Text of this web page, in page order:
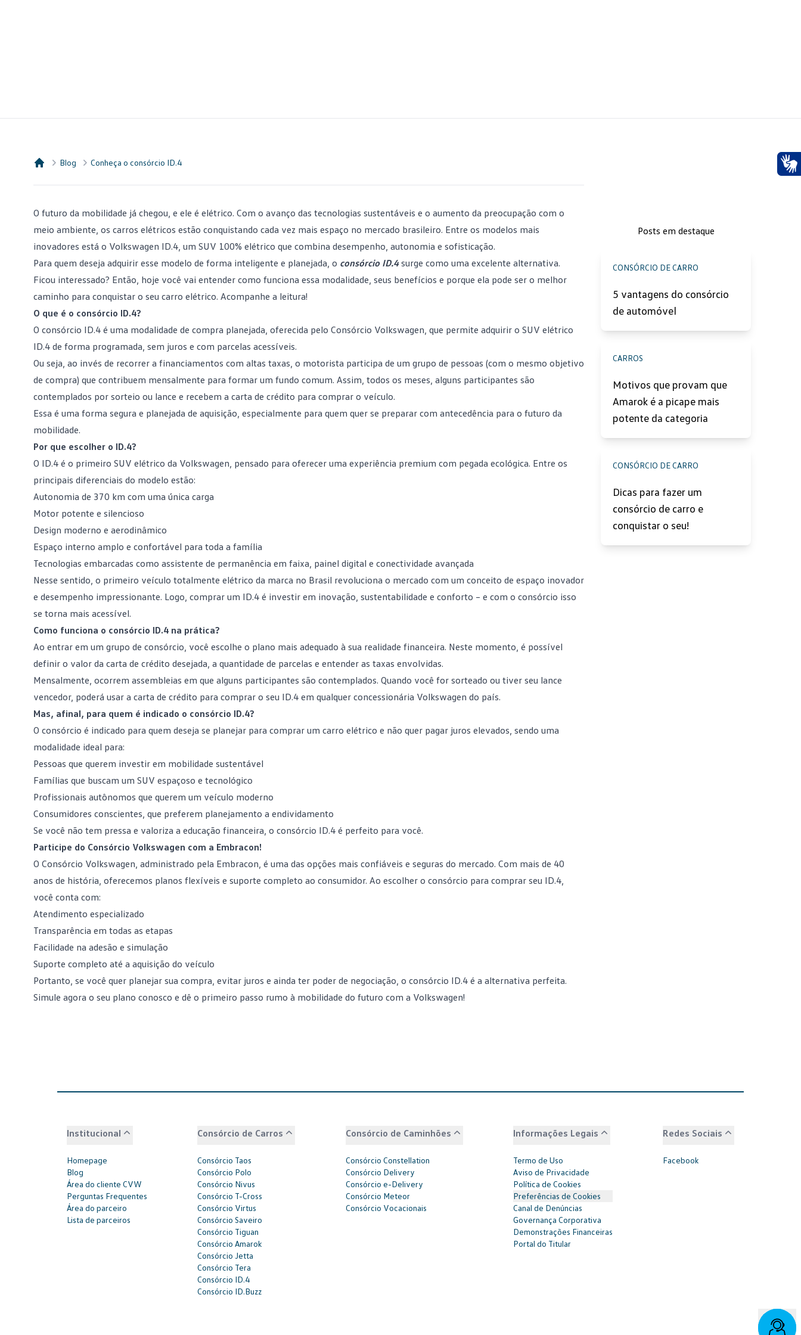
Blog Conheça o consórcio ID.4
O futuro da mobilidade já chegou, e ele é elétrico. Com o avanço das tecnologias sustentáveis e o aumento da preocupação com o
meio ambiente, os carros elétricos estão conquistando cada vez mais espaço no mercado brasileiro. Entre os modelos mais
inovadores está o Volkswagen ID.4, um SUV 100% elétrico que combina desempenho, autonomia e sofisticação.
Para quem deseja adquirir esse modelo de forma inteligente e planejada, o consórcio ID.4surge como uma excelente alternativa.
Ficou interessado? Então, hoje você vai entender como funciona essa modalidade, seus benefícios e porque ela pode ser o melhor
caminho para conquistar o seu carro elétrico. Acompanhe a leitura!
O que é o consórcio ID.4?
O consórcio ID.4 é uma modalidade de compra planejada, oferecida pelo Consórcio Volkswagen, que permite adquirir o SUV elétrico
ID.4 de forma programada, sem juros e com parcelas acessíveis.
Ou seja, ao invés de recorrer a financiamentos com altas taxas, o motorista participa de um grupo de pessoas (com o mesmo objetivo
de compra) que contribuem mensalmente para formar um fundo comum. Assim, todos os meses, alguns participantes são
contemplados por sorteio ou lance e recebem a carta de crédito para comprar o veículo.
Essa é uma forma segura e planejada de aquisição, especialmente para quem quer se preparar com antecedência para o futuro da
mobilidade.
Por que escolher o ID.4?
O ID.4 é o primeiro SUV elétrico da Volkswagen, pensado para oferecer uma experiência premium com pegada ecológica. Entre os
principais diferenciais do modelo estão:
Autonomia de 370 km com uma única carga
Motor potente e silencioso
Design moderno e aerodinâmico
Espaço interno amplo e confortável para toda a família
Tecnologias embarcadas como assistente de permanência em faixa, painel digital e conectividade avançada
Nesse sentido, o primeiro veículo totalmente elétrico da marca no Brasil revoluciona o mercado com um conceito de espaço inovador
e desempenho impressionante. Logo, comprar um ID.4 é investir em inovação, sustentabilidade e conforto – e com o consórcio isso
se torna mais acessível.
Como funciona o consórcio ID.4 na prática?
Ao entrar em um grupo de consórcio, você escolhe o plano mais adequado à sua realidade financeira. Neste momento, é possível
definir o valor da carta de crédito desejada, a quantidade de parcelas e entender as taxas envolvidas.
Mensalmente, ocorrem assembleias em que alguns participantes são contemplados. Quando você for sorteado ou tiver seu lance
vencedor, poderá usar a carta de crédito para comprar o seu ID.4 em qualquer concessionária Volkswagen do país.
Mas, afinal, para quem é indicado o consórcio ID.4?
O consórcio é indicado para quem deseja se planejar para comprar um carro elétrico e não quer pagar juros elevados, sendo uma
modalidade ideal para:
Pessoas que querem investir em mobilidade sustentável
Famílias que buscam um SUV espaçoso e tecnológico
Profissionais autônomos que querem um veículo moderno
Consumidores conscientes, que preferem planejamento a endividamento
Se você não tem pressa e valoriza a educação financeira, o consórcio ID.4 é perfeito para você.
Participe do Consórcio Volkswagen com a Embracon!
O Consórcio Volkswagen, administrado pela Embracon, é uma das opções mais confiáveis e seguras do mercado. Com mais de 40
anos de história, oferecemos planos flexíveis e suporte completo ao consumidor. Ao escolher o consórcio para comprar seu ID.4,
você conta com:
Atendimento especializado
Transparência em todas as etapas
Facilidade na adesão e simulação
Suporte completo até a aquisição do veículo
Portanto, se você quer planejar sua compra, evitar juros e ainda ter poder de negociação, o consórcio ID.4 é a alternativa perfeita.
Simule agora o seu plano conosco e dê o primeiro passo rumo à mobilidade do futuro com a Volkswagen!
Posts em destaque
CONSÓRCIO DE CARRO
5 vantagens do consórcio
de automóvel
CARROS
Motivos que provam que
Amarok é a picape mais
potente da categoria
CONSÓRCIO DE CARRO
Dicas para fazer um
consórcio de carro e
conquistar o seu!
Institucional
Homepage
Blog
Área do cliente CVW
Perguntas Frequentes
Área do parceiro
Lista de parceiros
Consórcio de Carros
Consórcio Taos
Consórcio Polo
Consórcio Nivus
Consórcio T-Cross
Consórcio Virtus
Consórcio Saveiro
Consórcio Tiguan
Consórcio Amarok
Consórcio Jetta
Consórcio Tera
Consórcio ID.4
Consórcio ID.Buzz
Consórcio de Caminhões
Consórcio Constellation
Consórcio Delivery
Consórcio e-Delivery
Consórcio Meteor
Consórcio Vocacionais
Informações Legais
Termo de Uso
Aviso de Privacidade
Política de Cookies
Preferências de Cookies
Canal de Denúncias
Governança Corporativa
Demonstrações Financeiras
Portal do Titular
Redes Sociais
Facebook